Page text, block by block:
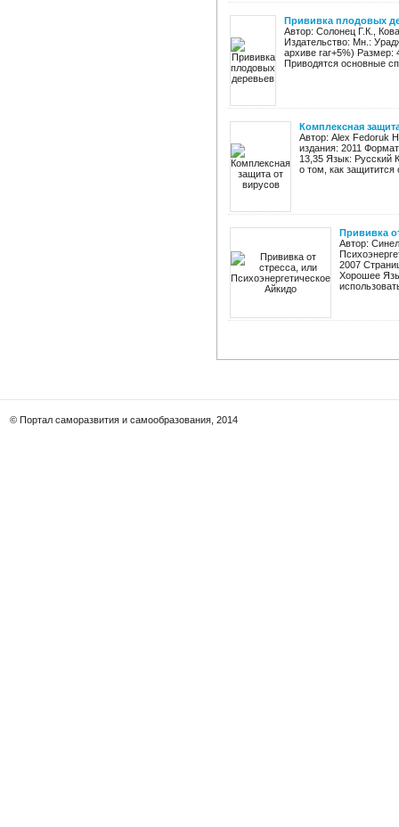
Прививка плодовых
Автор: Солонец Г.К.,
Издательство: Мн.:
архиве rar+5%) Размер:
Приводятся основные
Комплексная
Автор: Alex Fedoruk
издания: 2011
13,35 Язык: Русский
о том, как защитится
Прививка
Автор:
2007
Хорошее
© Портал саморазвития и самообразования, 2014